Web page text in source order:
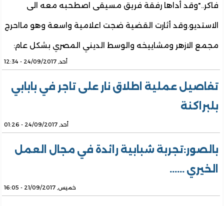
فاكر.."وقد أداها رفقة فريق مسيقى اصطحبه معه الى
الاستديو.وقد أثارت القضية ضجت اعلامية واسعة وهو مااحرج
مجمع الازهر ومشاييخه والوسط الديني المصري بشكل عام:
أحد, 24/09/2017 - 12:34
تفاصيل عملية اطلاق نار على تاجر في بابابي
بلبراكنة
أحد, 24/09/2017 - 01:26
بالصور:تجربة شبابية رائدة في مجال العمل
الخيري ......
خميس, 21/09/2017 - 16:05